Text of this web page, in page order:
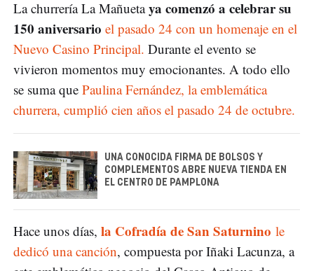
La churrería La Mañuetaya comenzó a celebrar su
150 aniversario el pasado 24 con un homenaje en el
Nuevo Casino Principal. Durante el evento se
vivieron momentos muy emocionantes. A todo ello
se suma que Paulina Fernández, la emblemática
churrera, cumplió cien años el pasado 24 de octubre.
UNA CONOCIDA FIRMA DE BOLSOS Y
COMPLEMENTOS ABRE NUEVA TIENDA EN
EL CENTRO DE PAMPLONA
Hace unos días, la Cofradía de San Saturnino le
dedicó una canción, compuesta por Iñaki Lacunza, a